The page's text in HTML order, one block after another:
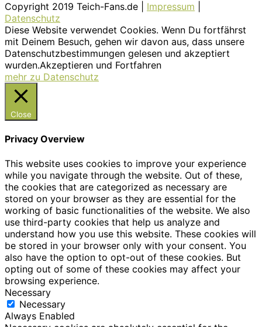
Copyright 2019 Teich-Fans.de | Impressum
Datenschutz
Diese Website verwendet Cookies. Wenn Du fortfährst
mit Deinem Besuch, gehen wir davon aus, dass unsere
Datenschutzbestimmungen gelesen und akzeptiert
wurden.Akzeptieren und Fortfahren
mehr zu Datenschutz
Close
Privacy Overview
This website uses cookies to improve your experience
while you navigate through the website. Out of these,
the cookies that are categorized as necessary are
stored on your browser as they are essential for the
working of basic functionalities of the website. We also
use third-party cookies that help us analyze and
understand how you use this website. These cookies will
be stored in your browser only with your consent. You
also have the option to opt-out of these cookies. But
opting out of some of these cookies may affect your
browsing experience.
Necessary
Necessary
Always Enabled